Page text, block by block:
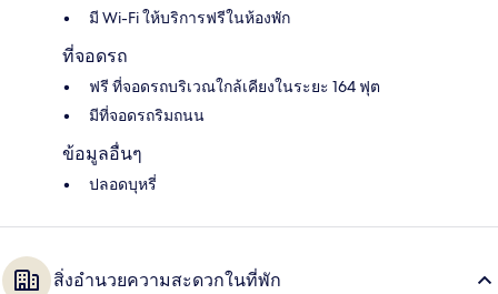
มี Wi-Fi ให้บริการฟรีในห้องพัก
ที่จอดรถ
ฟรี ที่จอดรถบริเวณใกล้เคียงในระยะ 164 ฟุต
มีที่จอดรถริมถนน
ข้อมูลอื่นๆ
ปลอดบุหรี่
สิ่งอำนวยความสะดวกในที่พัก